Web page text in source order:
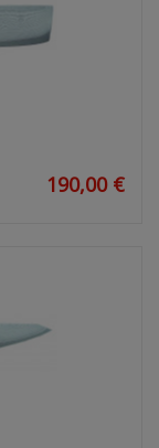
190,00 €